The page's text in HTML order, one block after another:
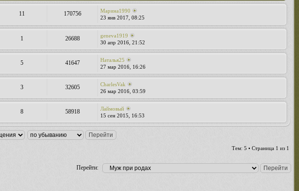
11 170756
Марина1990
23 янв 2017, 08:25
1 26688
geneva1919
30 апр 2016, 21:52
5 41647
Наталья25
27 мар 2016, 16:26
3 32605
CharlesVak
26 мар 2016, 03:59
8 58918
Лаймовый
15 сен 2015, 16:53
Тем: 5 • Страница 1 из 1
Перейти: